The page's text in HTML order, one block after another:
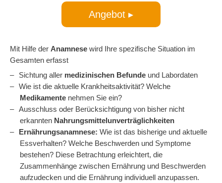
Angebot ▸
Mit Hilfe der Anamnese wird Ihre spezifische Situation im
Gesamten erfasst
Sichtung aller medizinischen Befunde und Labordaten
Wie ist die aktuelle Krankheitsaktivität? Welche
Medikamente nehmen Sie ein?
Ausschluss oder Berücksichtigung von bisher nicht
erkannten Nahrungsmittelunverträglichkeiten
Ernährungsanamnese: Wie ist das bisherige und aktuelle
Essverhalten? Welche Beschwerden und Symptome
bestehen? Diese Betrachtung erleichtert, die
Zusammenhänge zwischen Ernährung und Beschwerden
aufzudecken und die Ernährung individuell anzupassen.